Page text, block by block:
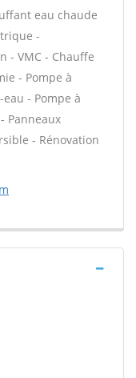
eau chaude
-
- VMC - Chauffe
- Pompe à
- Pompe à
Panneaux
- Rénovation